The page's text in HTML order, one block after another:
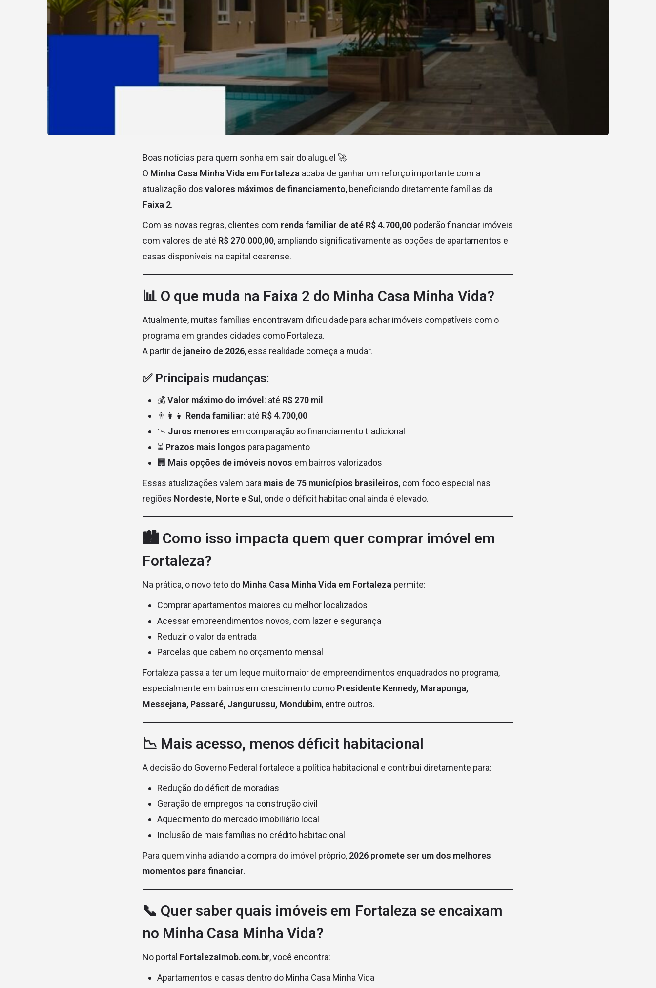
Boas notícias para quem sonha em sair do aluguel 🚀
O Minha Casa Minha Vida em Fortaleza acaba de ganhar um reforço importante com a
atualização dos valores máximos de financiamento, beneficiando diretamente famílias da
Faixa 2.
Com as novas regras, clientes com renda familiar de até R$ 4.700,00 poderão financiar imóveis
com valores de até R$ 270.000,00, ampliando significativamente as opções de apartamentos e
casas disponíveis na capital cearense.
📊 O que muda na Faixa 2 do Minha Casa Minha Vida?
Atualmente, muitas famílias encontravam dificuldade para achar imóveis compatíveis com o
programa em grandes cidades como Fortaleza.
A partir de janeiro de 2026, essa realidade começa a mudar.
✅ Principais mudanças:
💰Valor máximo do imóvel: até R$ 270 mil
👨‍👩‍👧 Renda familiar: até R$ 4.700,00
📉 Juros menores em comparação ao financiamento tradicional
⏳ Prazos mais longos para pagamento
🏢 Mais opções de imóveis novos em bairros valorizados
Essas atualizações valem para mais de 75 municípios brasileiros, com foco especial nas
regiões Nordeste, Norte e Sul, onde o déficit habitacional ainda é elevado.
🏙️ Como isso impacta quem quer comprar imóvel em
Fortaleza?
Na prática, o novo teto do Minha Casa Minha Vida em Fortaleza permite:
Comprar apartamentos maiores ou melhor localizados
Acessar empreendimentos novos, com lazer e segurança
Reduzir o valor da entrada
Parcelas que cabem no orçamento mensal
Fortaleza passa a ter um leque muito maior de empreendimentos enquadrados no programa,
especialmente em bairros em crescimento como Presidente Kennedy, Maraponga,
Messejana, Passaré, Jangurussu, Mondubim, entre outros.
📉 Mais acesso, menos déficit habitacional
A decisão do Governo Federal fortalece a política habitacional e contribui diretamente para:
Redução do déficit de moradias
Geração de empregos na construção civil
Aquecimento do mercado imobiliário local
Inclusão de mais famílias no crédito habitacional
Para quem vinha adiando a compra do imóvel próprio, 2026 promete ser um dos melhores
momentos para financiar.
📞 Quer saber quais imóveis em Fortaleza se encaixam
no Minha Casa Minha Vida?
No portal FortalezaImob.com.br, você encontra:
Apartamentos e casas dentro do Minha Casa Minha Vida